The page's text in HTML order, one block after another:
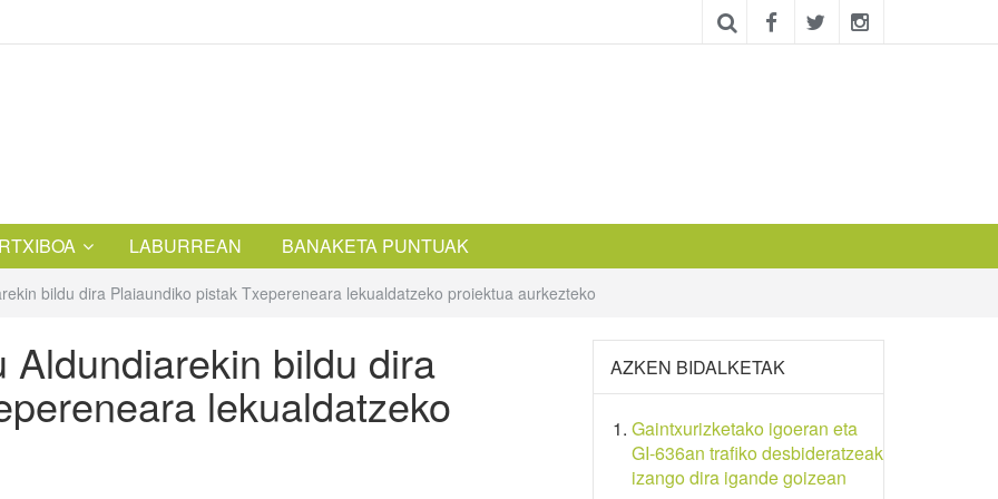
LABURREAN BANAKETA PUNTUAK
bildu dira Plaiaundiko pistak Txepereneara lekualdatzeko proiektua aurkezteko
Aldundiarekin bildu dira
lekualdatzeko
AZKEN BIDALKETAK
Gaintxurizketako igoeran eta
GI-636an trafiko desbideratzeak
izango dira igande goizean